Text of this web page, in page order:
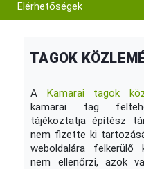
Elérhetőségek
TAGOK
A Kamarai tagok
kamarai tag
tájékoztatja építész
nem fizette ki
weboldalára felkerülő
nem ellenőrzi, azok